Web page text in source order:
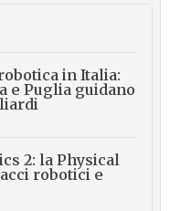
in Italia:
e Puglia guidano
2: la Physical
robotici e